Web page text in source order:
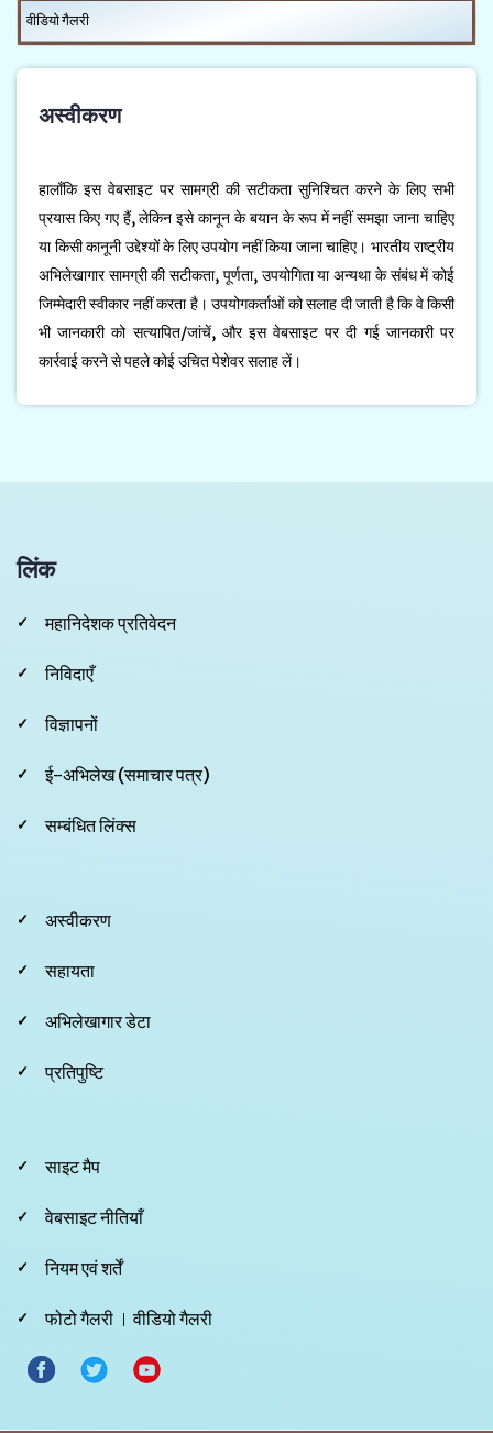
अस्वीकरण
हालाँकि इस वेबसाइट पर सामग्री की सटीकता सुनिश्चित करने के लिए सभी
प्रयास किए गए हैं, लेकिन इसे कानून के बयान के रूप में नहीं समझा जाना चाहिए
या किसी कानूनी उद्देश्यों के लिए उपयोग नहीं किया जाना चाहिए। भारतीय राष्ट्रीय
अभिलेखागार सामग्री की सटीकता, पूर्णता, उपयोगिता या अन्यथा के संबंध में कोई
जिम्मेदारी स्वीकार नहीं करता है। उपयोगकर्ताओं को सलाह दी जाती है कि वे किसी
भी जानकारी को सत्यापित/जांचें, और इस वेबसाइट पर दी गई जानकारी पर
कार्रवाई करने से पहले कोई उचित पेशेवर सलाह लें।
वीडियो गैलरी
लिंक
महानिदेशक प्रतिवेदन
निविदाएँ
विज्ञापनों
ई-अभिलेख (समाचार पत्र)
सम्बंधित लिंक्स
Footer
अस्वीकरण
सहायता
अभिलेखागार डेटा
प्रतिपुष्टि
Footer
साइट मैप
वेबसाइट नीतियाँ
नियम एवं शर्तें
फोटो गैलरी वीडियो गैलरी